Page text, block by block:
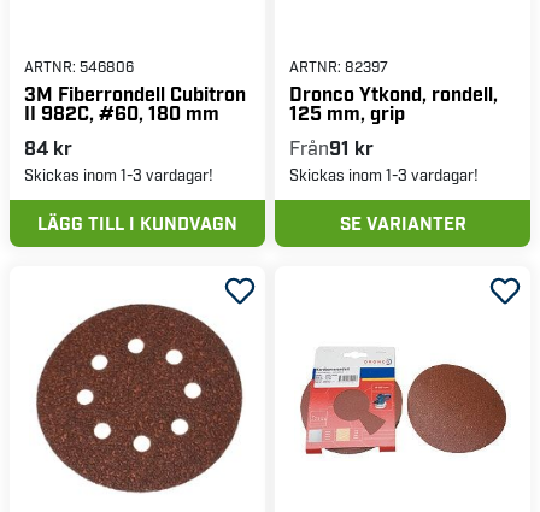
ARTNR: 546806
3M Fiberrondell Cubitron
II 982C, #60, 180 mm
84 kr
Skickas inom 1-3 vardagar!
LÄGG TILL I KUNDVAGN
ARTNR: 82397
Dronco Ytkond, rondell,
125 mm, grip
Från91 kr
Skickas inom 1-3 vardagar!
SE VARIANTER